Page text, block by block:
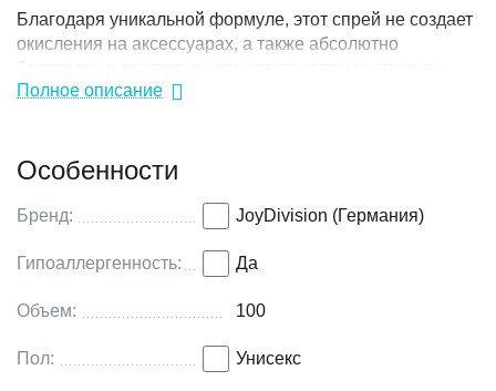
Благодаря уникальной формуле, этот спрей не создает
окисления на аксессуарах, а также абсолютно
безопасен в последующем использовании игрушек
людьми с чувствительной кожей половых органов.
Нанесите спрей-очиститель на поверхность
насухо не ворсистой тканью.
ПВХ, пластмассы и силикон.
Полное описание
Особенности
Бренд: JoyDivision (Германия)
Гипоаллергенность: Да
Объем: 100
Пол: Унисекс